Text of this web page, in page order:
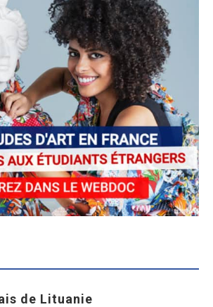
de Lituanie